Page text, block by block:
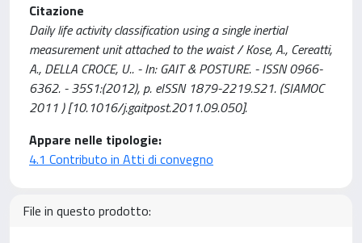
Citazione
Daily life activity classification using a single inertial
measurement unit attached to the waist / Kose, A., Cereatti,
A., DELLA CROCE, U.. - In: GAIT & POSTURE. - ISSN 0966-
6362. - 35S1:(2012), p. eISSN 1879-2219.S21. (SIAMOC
2011 ) [10.1016/j.gaitpost.2011.09.050].
Appare nelle tipologie:
4.1 Contributo in Atti di convegno
File in questo prodotto: